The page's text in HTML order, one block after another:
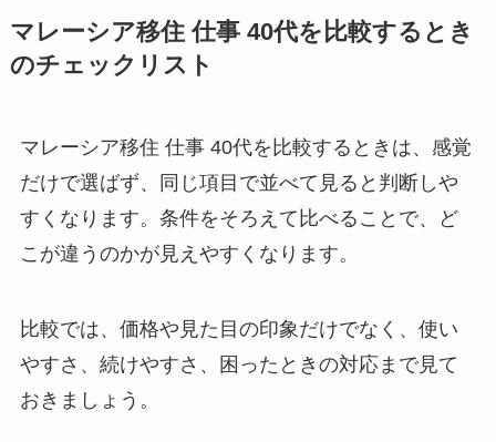
マレーシア移住 仕事 40代を比較するとき
のチェックリスト
マレーシア移住 仕事 40代を比較するときは、感覚
だけで選ばず、同じ項目で並べて見ると判断しや
すくなります。条件をそろえて比べることで、ど
こが違うのかが見えやすくなります。
比較では、価格や見た目の印象だけでなく、使い
やすさ、続けやすさ、困ったときの対応まで見て
おきましょう。